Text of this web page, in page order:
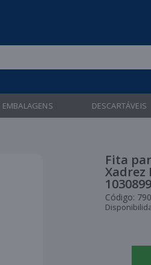
EMBALAGENS DESCARTÁVEIS
Fita
Xadrez
1030899
Código: